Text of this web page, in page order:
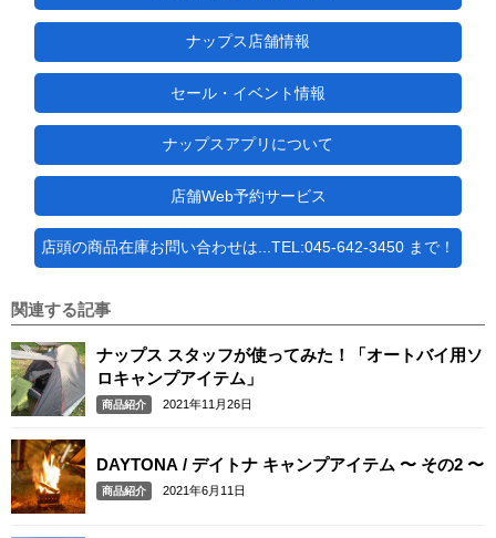
ナップス店舗情報
セール・イベント情報
ナップスアプリについて
店舗Web予約サービス
店頭の商品在庫お問い合わせは...TEL:045-642-3450 まで！
関連する記事
ナップス スタッフが使ってみた！「オートバイ用ソ
ロキャンプアイテム」
商品紹介 2021年11月26日
DAYTONA / デイトナ キャンプアイテム 〜 その2 〜
商品紹介 2021年6月11日